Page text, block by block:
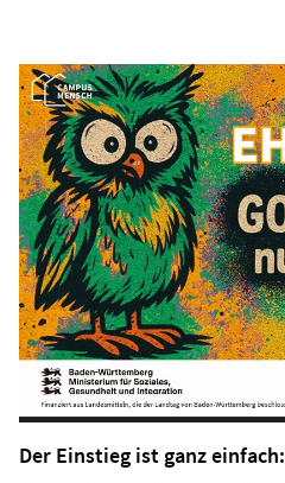
Der Einstieg ist ganz einfach: